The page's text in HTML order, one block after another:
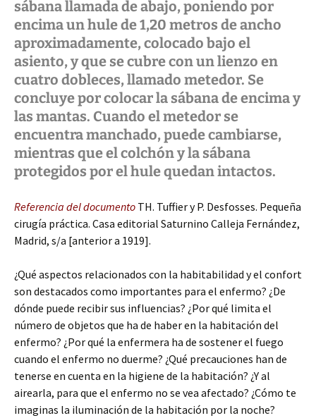
sábana llamada de abajo, poniendo por
encima un hule de 1,20 metros de ancho
aproximadamente, colocado bajo el
asiento, y que se cubre con un lienzo en
cuatro dobleces, llamado metedor. Se
concluye por colocar la sábana de encima y
las mantas. Cuando el metedor se
encuentra manchado, puede cambiarse,
mientras que el colchón y la sábana
protegidos por el hule quedan intactos.
Referencia del documento TH. Tuffier y P. Desfosses. Pequeña
cirugía práctica. Casa editorial Saturnino Calleja Fernández,
Madrid, s/a [anterior a 1919].
¿Qué aspectos relacionados con la habitabilidad y el confort
son destacados como importantes para el enfermo? ¿De
dónde puede recibir sus influencias? ¿Por qué limita el
número de objetos que ha de haber en la habitación del
enfermo? ¿Por qué la enfermera ha de sostener el fuego
cuando el enfermo no duerme? ¿Qué precauciones han de
tenerse en cuenta en la higiene de la habitación? ¿Y al
airearla, para que el enfermo no se vea afectado? ¿Cómo te
imaginas la iluminación de la habitación por la noche?